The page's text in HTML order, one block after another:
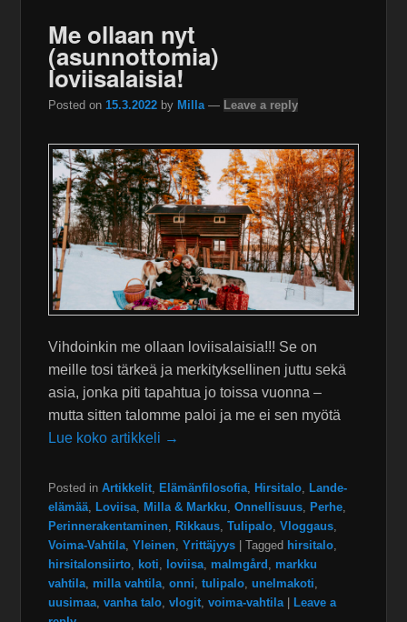
Me ollaan nyt
(asunnottomia)
loviisalaisia!
Posted on15.3.2022 by Milla — Leave a reply
Vihdoinkin me ollaan loviisalaisia!!! Se on
meille tosi tärkeä ja merkityksellinen juttu sekä
asia, jonka piti tapahtua jo toissa vuonna –
mutta sitten talomme paloi ja me ei sen myötä
Lue koko artikkeli →
Posted in Artikkelit Elämänfilosofia Hirsitalo
Lande-
elämää
Loviisa Milla & Markku ,Onnellisuus Perhe
Perinnerakentaminen
Rikkaus ,Tulipalo ,Vloggaus
Voima-Vahtila ,Yleinen ,Yrittäjyys |Tagged hirsitalo
hirsitalonsiirto
koti loviisa malmgård
markku
vahtila milla vahtila ,onni ,tulipalo ,unelmakoti
uusimaa ,vanha talo ,vlogit ,voima-vahtila
Leave a